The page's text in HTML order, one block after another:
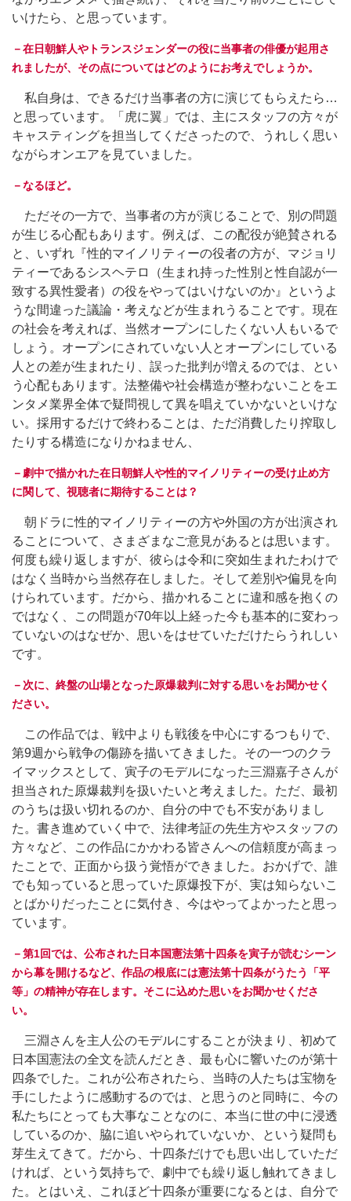
いけたら、と思っています。
－在日朝鮮人やトランスジェンダーの役に当事者の俳優が起用さ
れましたが、その点についてはどのようにお考えでしょうか。
私自身は、できるだけ当事者の方に演じてもらえたら…
と思っています。「虎に翼」では、主にスタッフの方々が
キャスティングを担当してくださったので、うれしく思い
ながらオンエアを見ていました。
－なるほど。
ただその一方で、当事者の方が演じることで、別の問題
が生じる心配もあります。例えば、この配役が絶賛される
と、いずれ『性的マイノリティーの役者の方が、マジョリ
ティーであるシスヘテロ（生まれ持った性別と性自認が一
致する異性愛者）の役をやってはいけないのか』というよ
うな間違った議論・考えなどが生まれうることです。現在
の社会を考えれば、当然オープンにしたくない人もいるで
しょう。オープンにされていない人とオープンにしている
人との差が生まれたり、誤った批判が増えるのでは、とい
う心配もあります。法整備や社会構造が整わないことをエ
ンタメ業界全体で疑問視して異を唱えていかないといけな
い。採用するだけで終わることは、ただ消費したり搾取し
たりする構造になりかねません、
－劇中で描かれた在日朝鮮人や性的マイノリティーの受け止め方
に関して、視聴者に期待することは？
朝ドラに性的マイノリティーの方や外国の方が出演され
ることについて、さまざまなご意見があるとは思います。
何度も繰り返しますが、彼らは令和に突如生まれたわけで
はなく当時から当然存在しました。そして差別や偏見を向
けられています。だから、描かれることに違和感を抱くの
ではなく、この問題が70年以上経った今も基本的に変わっ
ていないのはなぜか、思いをはせていただけたらうれしい
です。
－次に、終盤の山場となった原爆裁判に対する思いをお聞かせく
ださい。
この作品では、戦中よりも戦後を中心にするつもりで、
第9週から戦争の傷跡を描いてきました。その一つのクラ
イマックスとして、寅子のモデルになった三淵嘉子さんが
担当された原爆裁判を扱いたいと考えました。ただ、最初
のうちは扱い切れるのか、自分の中でも不安がありまし
た。書き進めていく中で、法律考証の先生方やスタッフの
方々など、この作品にかかわる皆さんへの信頼度が高まっ
たことで、正面から扱う覚悟ができました。おかげで、誰
でも知っていると思っていた原爆投下が、実は知らないこ
とばかりだったことに気付き、今はやってよかったと思っ
ています。
－第1回では、公布された日本国憲法第十四条を寅子が読むシーン
から幕を開けるなど、作品の根底には憲法第十四条がうたう「平
等」の精神が存在します。そこに込めた思いをお聞かせくださ
い。
三淵さんを主人公のモデルにすることが決まり、初めて
日本国憲法の全文を読んだとき、最も心に響いたのが第十
四条でした。これが公布されたら、当時の人たちは宝物を
手にしたように感動するのでは、と思うのと同時に、今の
私たちにとっても大事なことなのに、本当に世の中に浸透
しているのか、脇に追いやられていないか、という疑問も
芽生えてきて。だから、十四条だけでも思い出していただ
ければ、という気持ちで、劇中でも繰り返し触れてきまし
た。とはいえ、これほど十四条が重要になるとは、自分で